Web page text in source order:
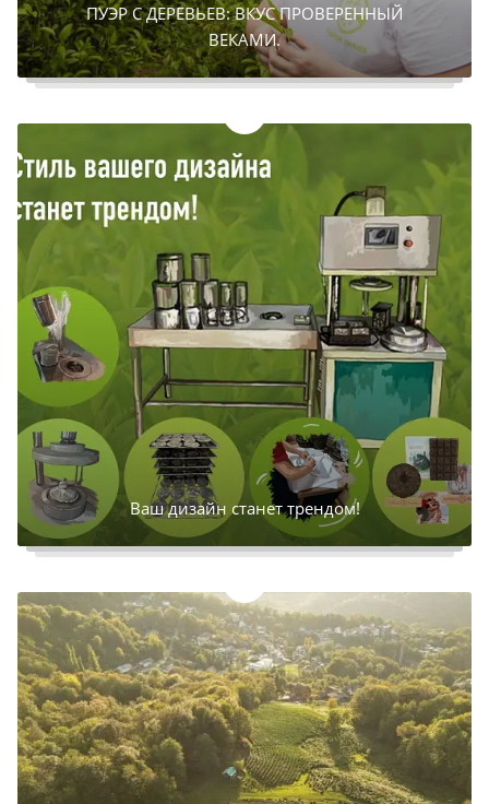
ПУЭР С ДЕРЕВЬЕВ: ВКУС ПРОВЕРЕННЫЙ
ВЕКАМИ.
Ваш дизайн станет трендом!